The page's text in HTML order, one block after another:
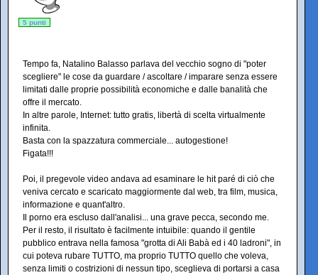
5 punti
Tempo fa, Natalino Balasso parlava del vecchio sogno di "poter
scegliere" le cose da guardare / ascoltare / imparare senza essere
limitati dalle proprie possibilità economiche e dalle banalità che
offre il mercato.
In altre parole, Internet: tutto gratis, libertà di scelta virtualmente
infinita.
Basta con la spazzatura commerciale... autogestione!
Figata!!!
Poi, il pregevole video andava ad esaminare le hit paré di ciò che
veniva cercato e scaricato maggiormente dal web, tra film, musica,
informazione e quant'altro.
Il porno era escluso dall'analisi... una grave pecca, secondo me.
Per il resto, il risultato è facilmente intuibile: quando il gentile
pubblico entrava nella famosa "grotta di Ali Babà ed i 40 ladroni", in
cui poteva rubare TUTTO, ma proprio TUTTO quello che voleva,
senza limiti o costrizioni di nessun tipo, sceglieva di portarsi a casa